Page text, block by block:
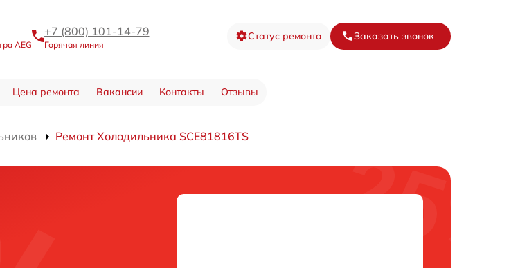
AEG
+7 (800) 101-14-79
Горячая линия
Статус ремонта Заказать звонок
Цена ремонта Вакансии Контакты Отзывы
Ремонт Холодильника SCE81816TS